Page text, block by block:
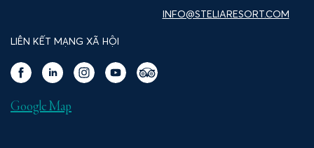
INFO@STELIARESORT.COM
LIÊN KẾT MẠNG XÃ HỘI
Google Map